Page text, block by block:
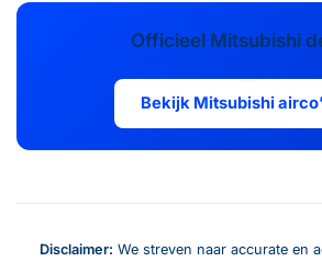
Officieel Mitsubishi
Bekijk Mitsubishi
Disclaimer: We streven naar accurate en